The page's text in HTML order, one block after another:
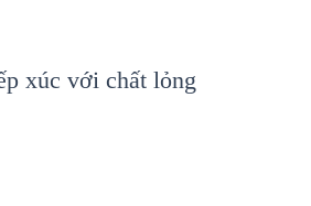
xúc với chất lỏng